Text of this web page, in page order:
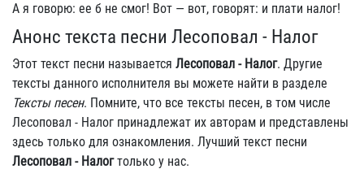
А я говорю: ее б не смог! Вот — вот, говорят: и плати налог!
Анонс текста песни Лесоповал - Налог
Этот текст песни называется Лесоповал - Налог. Другие
тексты данного исполнителя вы можете найти в разделе
Тексты песен. Помните, что все тексты песен, в том числе
Лесоповал - Налог принадлежат их авторам и представлены
здесь только для ознакомления. Лучший текст песни
Лесоповал - Налогтолько у нас.